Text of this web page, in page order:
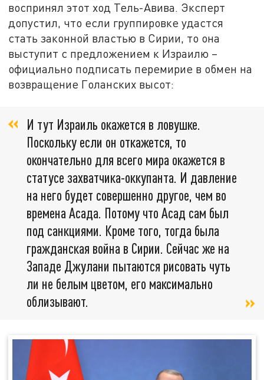
воспринял этот ход Тель-Авива. Эксперт
допустил, что если группировке удастся
стать законной властью в Сирии, то она
выступит с предложением к Израилю –
официально подписать перемирие в обмен на
возвращение Голанских высот:
И тут Израиль окажется в ловушке.
Поскольку если он откажется, то
окончательно для всего мира окажется в
статусе захватчика-оккупанта. И давление
на него будет совершенно другое, чем во
времена Асада. Потому что Асад сам был
под санкциями. Кроме того, тогда была
гражданская война в Сирии. Сейчас же на
Западе Джулани пытаются рисовать чуть
ли не белым цветом, его максимально
облизывают.